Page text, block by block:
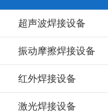
超声波焊接设备
振动摩擦焊接设备
红外焊接设备
激光焊接设备